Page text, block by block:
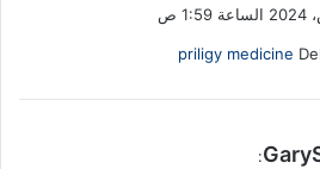
priligy medicine
: